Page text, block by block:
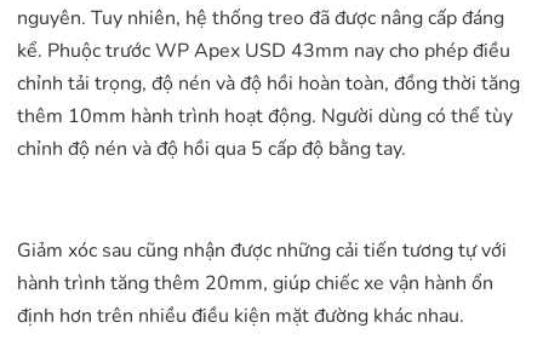
nguyên. Tuy nhiên, hệ thống treo đã được nâng cấp đáng
kể. Phuộc trước WP Apex USD 43mm nay cho phép điều
chỉnh tải trọng, độ nén và độ hồi hoàn toàn, đồng thời tăng
thêm 10mm hành trình hoạt động. Người dùng có thể tùy
chỉnh độ nén và độ hồi qua 5 cấp độ bằng tay.
Giảm xóc sau cũng nhận được những cải tiến tương tự với
hành trình tăng thêm 20mm, giúp chiếc xe vận hành ổn
định hơn trên nhiều điều kiện mặt đường khác nhau.